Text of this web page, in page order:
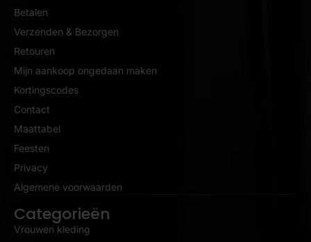
Betalen
Verzenden & Bezorgen
Retouren
Mijn aankoop ongedaan maken
Kortingscodes
Contact
Maattabel
Feesten
Privacy
Algemene voorwaarden
Categorieën
Vrouwen kleding